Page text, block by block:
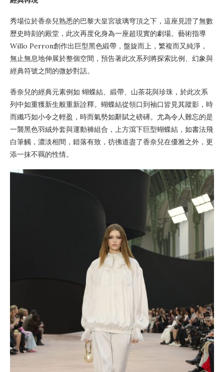
秀場位於香奈兒熟悉的巴黎大皇宮玻璃穹頂之下，這座見證了無數
歷史時刻的殿堂，此次再度化身為一座超現實的劇場。藝術指導
Willo Perron創作出巨型黑色緞帶，盤旋而上，繁複而又純淨，
無止無息地伸展於整個空間，預告著此次系列將探索比例、幻象與
經典符號之間的微妙對話。
香奈兒的經典元素例如 蝴蝶結、緞帶、山茶花與珍珠，於此次系
列中如重獲新生般重新詮釋。蝴蝶結從領口到袖口皆見其蹤影，時
而纖巧如小令之輕盈，時而氣勢如辭賦之磅礡。尤為令人難忘的是
一襲黑色羽絨外套與運動褲組合，上方瀉下巨型蝴蝶結，如書法飛
白筆觸，濃淡相間，錯落有致，彷彿道盡了香奈兒在優雅之外，更
添一抹不羈的性情。